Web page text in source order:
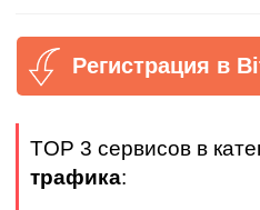
Регистрация в
TOP 3 сервисов в
трафика: